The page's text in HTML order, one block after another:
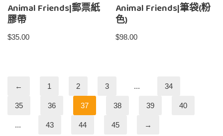
Animal Friends|郵票紙
膠帶
$35.00
Animal Friends|筆袋(粉
色)
$98.00
← 1 2 3 ... 34
35 36 37 38 39 40
... 43 44 45 →